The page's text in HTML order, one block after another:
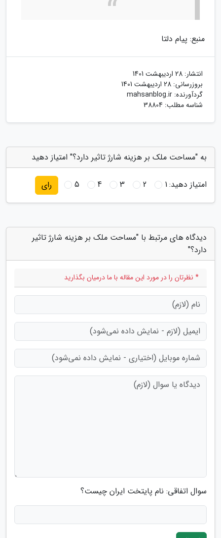
منبع: پیام دلتا
انتشار: 28 اردیبهشت 1401
بروزرسانی: 28 اردیبهشت 1401
گردآورنده: mahsanblog.ir
شناسه مطلب: 38804
به "مساحت ملک بر هزینه شارژ تاثیر دارد؟" امتیاز دهید
امتیاز دهید:1
2
3
4
5 رای
دیدگاه های مرتبط با "مساحت ملک بر هزینه شارژ تاثیر
دارد؟"
* نظرتان را در مورد این مقاله با ما درمیان بگذارید
سوال اتفاقی: نام پایتخت ایران چیست؟